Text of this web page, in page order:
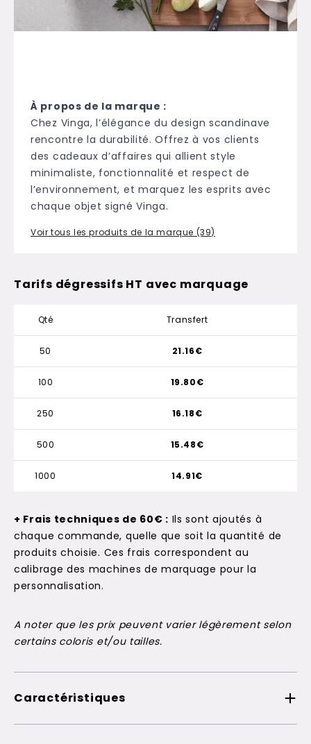
À propos de la marque :
Chez Vinga, l’élégance du design scandinave
rencontre la durabilité. Offrez à vos clients
des cadeaux d’affaires qui allient style
minimaliste, fonctionnalité et respect de
l’environnement, et marquez les esprits avec
chaque objet signé Vinga.
Voir tous les produits de la marque (39)
Tarifs dégressifs HT avec marquage
Qté Transfert
50
100
250
500
1000
21.16€
19.80€
16.18€
15.48€
14.91€
+ Frais techniques de 60€ : Ils sont ajoutés à
chaque commande, quelle que soit la quantité de
produits choisie. Ces frais correspondent au
calibrage des machines de marquage pour la
personnalisation.
A noter que les prix peuvent varier légèrement selon
certains coloris et/ou tailles.
Caractéristiques